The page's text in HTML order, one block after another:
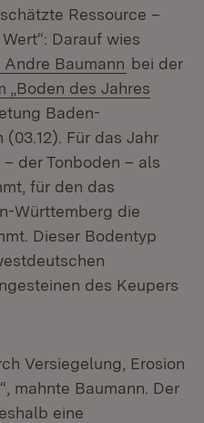
Ressource –
Darauf wies
Andre Baumann bei der
„Boden des Jahres
Baden-
Für das Jahr
– der Tonboden – als
für den das
Württemberg die
Dieser Bodentyp
des Keupers
Versiegelung, Erosion
mahnte Baumann. Der
eine